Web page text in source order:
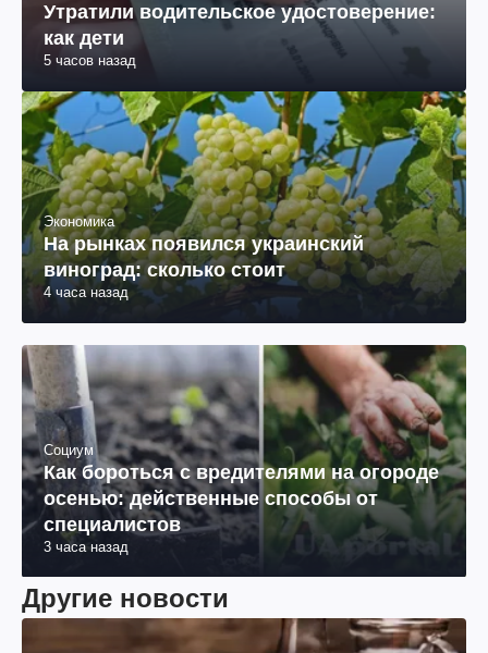
Утратили водительское удостоверение:
как дети
5 часов назад
Экономика
На рынках появился украинский
виноград: сколько стоит
4 часа назад
Социум
Как бороться с вредителями на огороде
осенью: действенные способы от
специалистов
3 часа назад
Другие новости